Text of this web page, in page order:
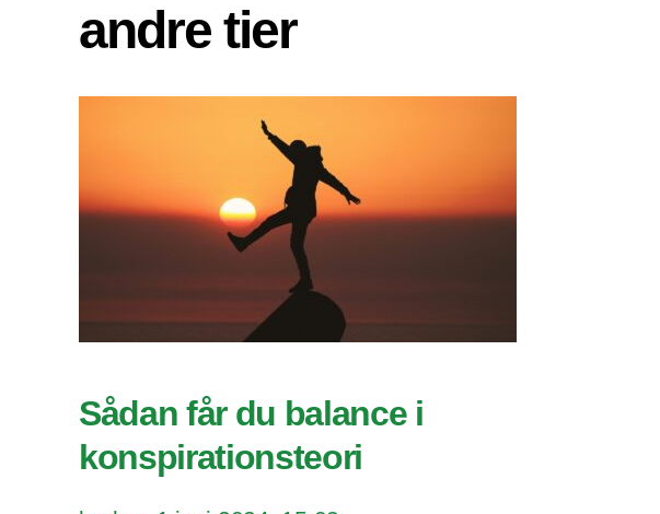
andre tier
Sådan får du balance i
konspirationsteori